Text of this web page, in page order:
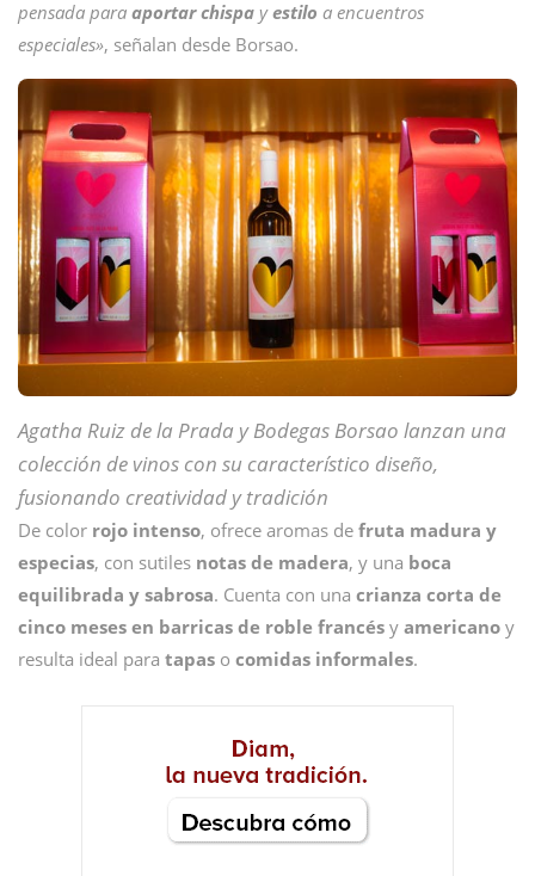
pensada para aportar chispa yestilo a encuentros
especiales», señalan desde Borsao.
Agatha Ruiz de la Prada y Bodegas Borsao lanzan una
colección de vinos con su característico diseño,
fusionando creatividad y tradición
De color rojo intenso, ofrece aromas de fruta madura y
especias, con sutiles notas de madera, y una boca
equilibrada y sabrosa. Cuenta con una crianza corta de
cinco meses en barricas de roble francés y americano y
resulta ideal para tapas o comidas informales.